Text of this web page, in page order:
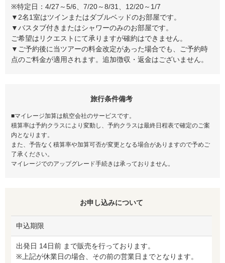
※特定日：4/27～5/6、7/20～8/31、12/20～1/7
▼2名1室はツインまたはダブルベッドのお部屋です。
▼バスタブ付きまたはシャワーのみのお部屋です。
ご希望はリクエストにて承りますが確約はできません。
▼ご予約後に当ツアーの料金改定があった場合でも、ご予約時
点のご料金が適用されます。追加徴収・返金はございません。
旅行条件備考
■マイレージ加算は航空会社のサービスです。
積算率は予約クラスにより変動し、予約クラスは最終日程表で確定のご案
内となります。
また、予告なく積算率や加算可否が変更となる場合がありますので予めご
了承ください。
マイレージでのアップグレード手続きは承っておりません。
お申し込みについて
申込期限
出発日 14日前 まで販売を行っております。
※上記が休業日の場合、その前の営業日までとなります。